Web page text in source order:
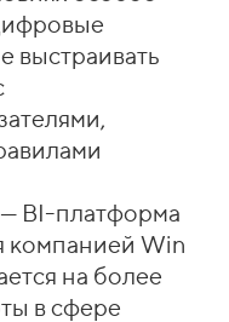
выстраивать
BI-платформа
компанией Win
на более
в сфере